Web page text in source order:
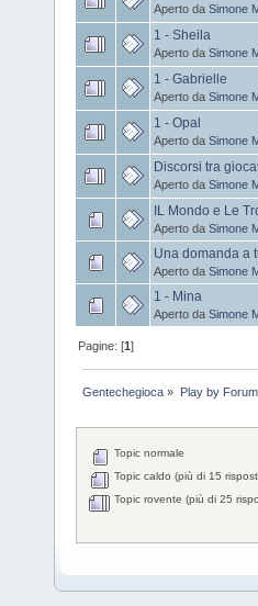
Aperto da Simone
1 - Sheila
Aperto da Simone
1 - Gabrielle
Aperto da Simone
1 - Opal
Aperto da Simone
Discorsi tra
Aperto da Simone
IL Mondo e Le
Aperto da Simone
Una domanda a
Aperto da Simone
1 - Mina
Aperto da Simone
Pagine: [1]
Gentechegioca » Play by Forum
Topic normale
Topic caldo (più di 15
Topic rovente (più di 25